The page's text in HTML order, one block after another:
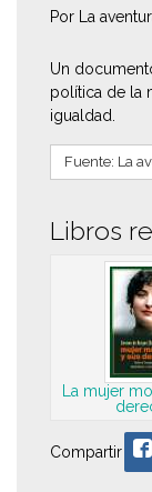
Por La
Un
política de la
igualdad.
Fuente: La
Libros
La mujer
Compartir